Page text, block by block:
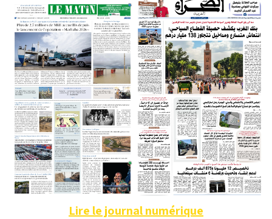
Lire le journal numérique